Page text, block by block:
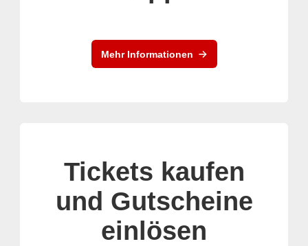
Mehr Informationen
Tickets kaufen
und Gutscheine
einlösen